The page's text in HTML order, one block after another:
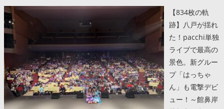
【834枚の軌
跡】八戸が揺れ
た！pacchi単独
ライブで最高の
景色。新グルー
プ「はっちゃ
ん」も電撃デビ
ュー！～館鼻岸